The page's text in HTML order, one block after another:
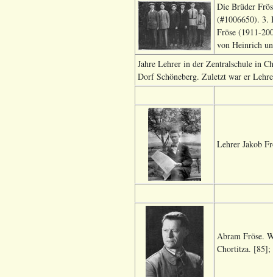
Die Brüder
(#1006650). 3.
Fröse (1911-
von Heinrich
Jahre Lehrer in der Zentralschule in
Dorf Schöneberg. Zuletzt war er
Lehrer Jakob
Abram Fröse.
Chortitza.